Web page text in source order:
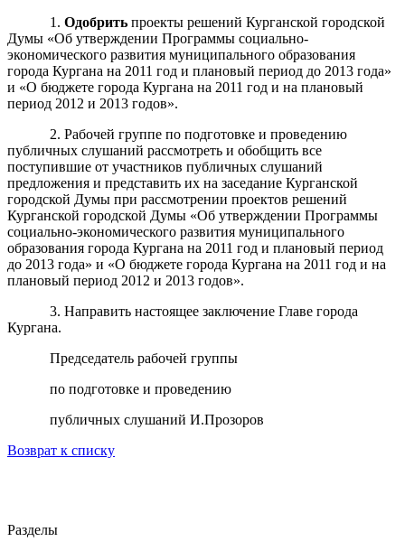
1. Одобритьпроекты решений Курганской городской
Думы «Об утверждении Программы социально-
экономического развития муниципального образования
города Кургана на 2011 год и плановый период до 2013 года»
и «О бюджете города Кургана на 2011 год и на плановый
период 2012 и 2013 годов».
2. Рабочей группе по подготовке и проведению
публичных слушаний рассмотреть и обобщить все
поступившие от участников публичных слушаний
предложения и представить их на заседание Курганской
городской Думы при рассмотрении проектов решений
Курганской городской Думы «Об утверждении Программы
социально-экономического развития муниципального
образования города Кургана на 2011 год и плановый период
до 2013 года» и «О бюджете города Кургана на 2011 год и на
плановый период 2012 и 2013 годов».
3. Направить настоящее заключение Главе города
Кургана.
Председатель рабочей группы
по подготовке и проведению
публичных слушаний И.Прозоров
Возврат к списку
Разделы